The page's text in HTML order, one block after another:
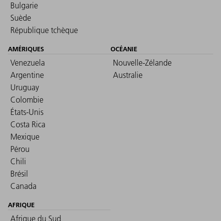
Bulgarie
Suède
République tchèque
AMÉRIQUES
Venezuela
Argentine
Uruguay
Colombie
États-Unis
Costa Rica
Mexique
Pérou
Chili
Brésil
Canada
OCÉANIE
Nouvelle-Zélande
Australie
AFRIQUE
Afrique du Sud